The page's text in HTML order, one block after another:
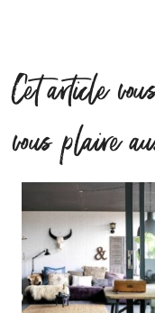
Cet article
vous plaire